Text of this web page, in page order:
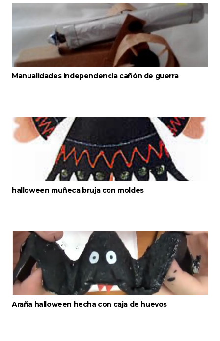
Manualidades independencia cañón de guerra
halloween muñeca bruja con moldes
Araña halloween hecha con caja de huevos